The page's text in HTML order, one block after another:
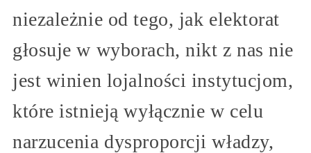
niezależnie od tego, jak elektorat
głosuje w wyborach, nikt z nas nie
jest winien lojalności instytucjom,
które istnieją wyłącznie w celu
narzucenia dysproporcji władzy,